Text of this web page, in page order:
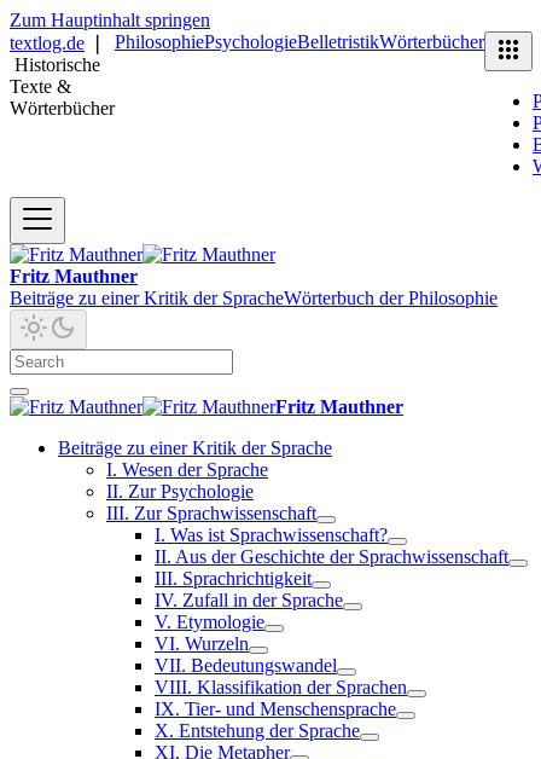
Zum Hauptinhalt springen
textlog.de
Historische
Texte &
Wörterbücher
PhilosophiePsychologieBelletristikWörterbücher
Fritz Mauthner
Beiträge zu einer Kritik der SpracheWörterbuch der Philosophie
Fritz Mauthner
Beiträge zu einer Kritik der Sprache
I. Wesen der Sprache
II. Zur Psychologie
III. Zur Sprachwissenschaft
I. Was ist Sprachwissenschaft?
II. Aus der Geschichte der Sprachwissenschaft
III. Sprachrichtigkeit
IV. Zufall in der Sprache
V. Etymologie
VI. Wurzeln
VII. Bedeutungswandel
VIII. Klassifikation der Sprachen
IX. Tier- und Menschensprache
X. Entstehung der Sprache
XI. Die Metapher